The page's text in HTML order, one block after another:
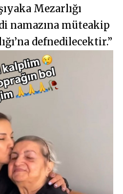
Mezarlığı
namazına müteakip
defnedilecektir.”